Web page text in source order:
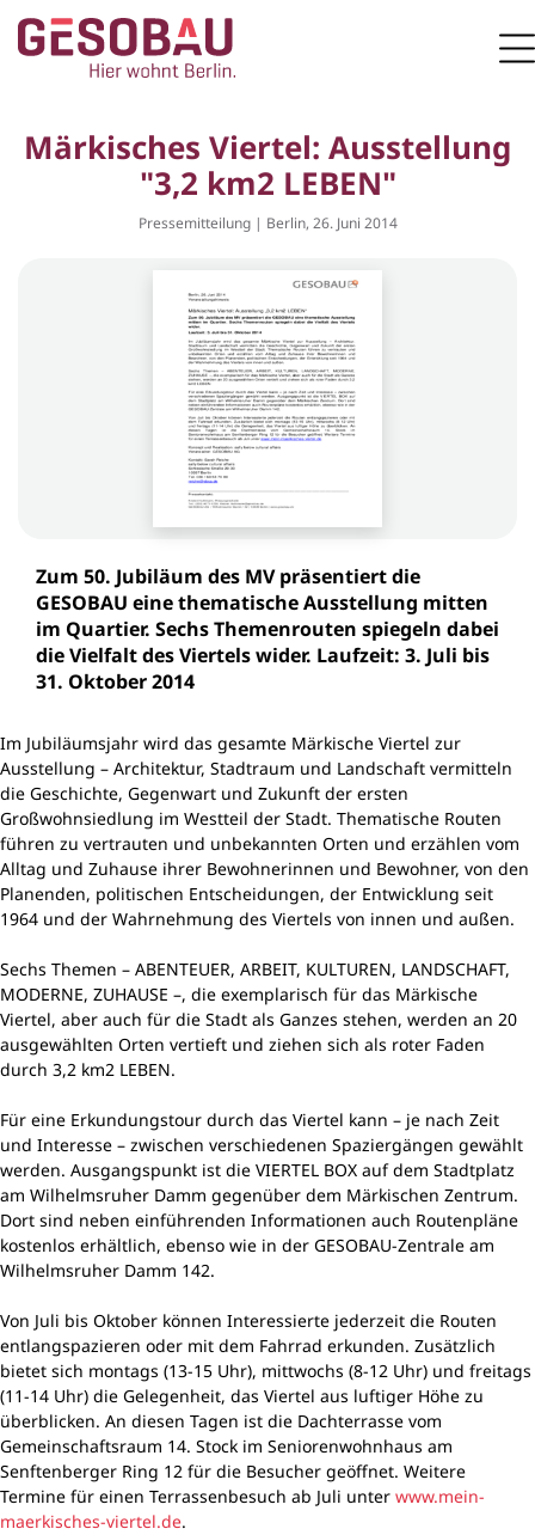
ZUM HAUPTINHALT SPRINGEN
Zur Startseite
Märkisches Viertel: Ausstellung
"3,2 km2 LEBEN"
Pressemitteilung | Berlin, 26. Juni 2014
Zum 50. Jubiläum des MV präsentiert die
GESOBAU eine thematische Ausstellung mitten
im Quartier. Sechs Themenrouten spiegeln dabei
die Vielfalt des Viertels wider. Laufzeit: 3. Juli bis
31. Oktober 2014
Im Jubiläumsjahr wird das gesamte Märkische Viertel zur
Ausstellung – Architektur, Stadtraum und Landschaft vermitteln
die Geschichte, Gegenwart und Zukunft der ersten
Großwohnsiedlung im Westteil der Stadt. Thematische Routen
führen zu vertrauten und unbekannten Orten und erzählen vom
Alltag und Zuhause ihrer Bewohnerinnen und Bewohner, von den
Planenden, politischen Entscheidungen, der Entwicklung seit
1964 und der Wahrnehmung des Viertels von innen und außen.
Sechs Themen – ABENTEUER, ARBEIT, KULTUREN, LANDSCHAFT,
MODERNE, ZUHAUSE –, die exemplarisch für das Märkische
Viertel, aber auch für die Stadt als Ganzes stehen, werden an 20
ausgewählten Orten vertieft und ziehen sich als roter Faden
durch 3,2 km2 LEBEN.
Für eine Erkundungstour durch das Viertel kann – je nach Zeit
und Interesse – zwischen verschiedenen Spaziergängen gewählt
werden. Ausgangspunkt ist die VIERTEL BOX auf dem Stadtplatz
am Wilhelmsruher Damm gegenüber dem Märkischen Zentrum.
Dort sind neben einführenden Informationen auch Routenpläne
kostenlos erhältlich, ebenso wie in der GESOBAU-Zentrale am
Wilhelmsruher Damm 142.
Von Juli bis Oktober können Interessierte jederzeit die Routen
entlangspazieren oder mit dem Fahrrad erkunden. Zusätzlich
bietet sich montags (13-15 Uhr), mittwochs (8-12 Uhr) und freitags
(11-14 Uhr) die Gelegenheit, das Viertel aus luftiger Höhe zu
überblicken. An diesen Tagen ist die Dachterrasse vom
Gemeinschaftsraum 14. Stock im Seniorenwohnhaus am
Senftenberger Ring 12 für die Besucher geöffnet. Weitere
Termine für einen Terrassenbesuch ab Juli unter www.mein-
maerkisches-viertel.de.